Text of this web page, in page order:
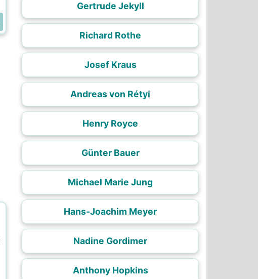
Gertrude Jekyll
Richard Rothe
Josef Kraus
Andreas von Rétyi
Henry Royce
Günter Bauer
Michael Marie Jung
Hans-Joachim Meyer
Nadine Gordimer
Anthony Hopkins